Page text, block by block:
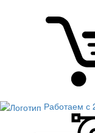
Работаем с